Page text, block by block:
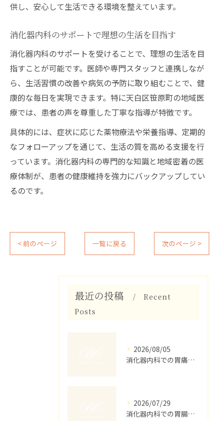
供し、安心して生活できる環境を整えています。
消化器内科のサポートで理想の生活を目指す
消化器内科のサポートを受けることで、理想の生活を目
指すことが可能です。医師や専門スタッフと連携しなが
ら、生活習慣の改善や病気の予防に取り組むことで、健
康的な毎日を実現できます。特に天白区笹原町の地域医
療では、患者の声を尊重した丁寧な指導が特徴です。
具体的には、症状に応じた薬物療法や栄養指導、定期的
なフォローアップを通じて、生活の質を高める支援を行
っています。消化器内科の専門的な知識と地域密着の医
療体制が、患者の健康維持を強力にバックアップしてい
るのです。
< 前のページ 一覧に戻る 次のページ >
最近の投稿
Recent
Posts
2026/08/05
消化器内科での胃痛治療を名古屋市天白区菅田で安心して受けるためのポイント徹底解説
2026/07/29
消化器内科での胃腸の診察内容と初診の流れを詳しく解説